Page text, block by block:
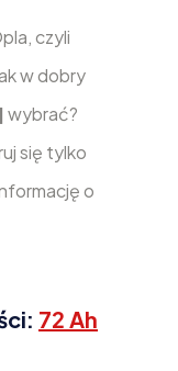
czyli
w dobry
wybrać?
się tylko
o
72 Ah